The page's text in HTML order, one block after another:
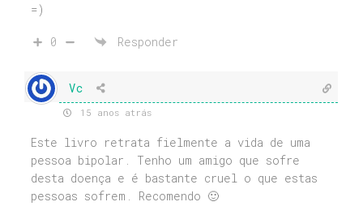
=)
0 Responder
Vc
15 anos atrás
Este livro retrata fielmente a vida de uma
pessoa bipolar. Tenho um amigo que sofre
desta doença e é bastante cruel o que estas
pessoas sofrem. Recomendo 🙂